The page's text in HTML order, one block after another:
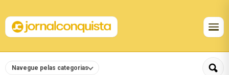
Navegue pelas categorias